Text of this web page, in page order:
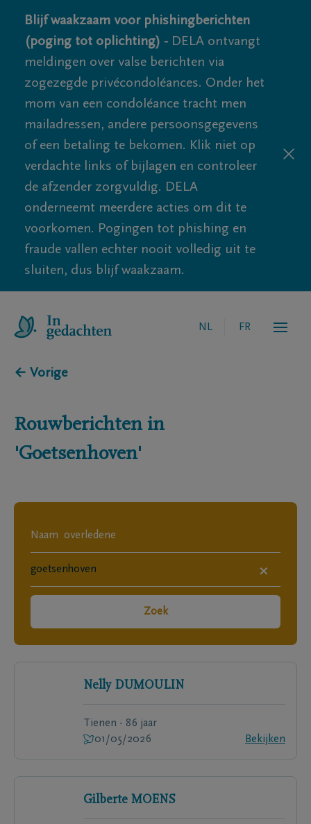
Blijf waakzaam voor phishingberichten
(poging tot oplichting) - DELA ontvangt
meldingen over valse berichten via
zogezegde privécondoléances. Onder het
mom van een condoléance tracht men
mailadressen, andere persoonsgegevens
of een betaling te bekomen. Klik niet op
verdachte links of bijlagen en controleer
de afzender zorgvuldig. DELA
onderneemt meerdere acties om dit te
voorkomen. Pogingen tot phishing en
fraude vallen echter nooit volledig uit te
sluiten, dus blijf waakzaam.
NL FR
← Vorige
Rouwberichten in
'Goetsenhoven'
×
Zoek
Nelly DUMOULIN
Tienen - 86 jaar
01/05/2026
Bekijken
Gilberte MOENS